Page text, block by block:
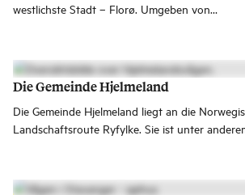
westlichste Stadt – Florø. Umgeben von
das ganze Jahr über zu erleben!
Die Gemeinde Hjelmeland
Die Gemeinde Hjelmeland liegt an die
Landschaftsroute Ryfylke. Sie ist unter